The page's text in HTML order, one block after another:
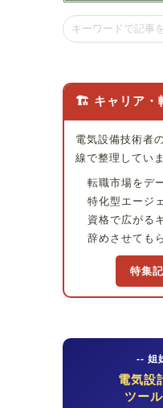
🏗 キャリア・
電気設備技術者
線で整理していま
転職市場をデ
特化型エージ
資格で広がる
辞めさせても
特集
-- 姐
電気設
ツー